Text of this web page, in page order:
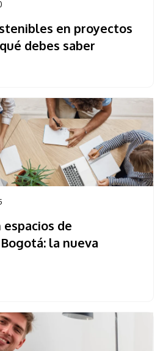
en proyectos
debes saber
de
la nueva